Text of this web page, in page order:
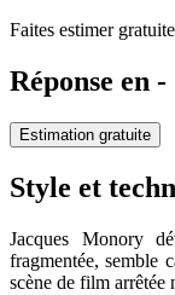
Faites estimer
Réponse en -
Estimation gratuite
Style et
Jacques Monory
fragmentée, semble
scène de film arrêtée